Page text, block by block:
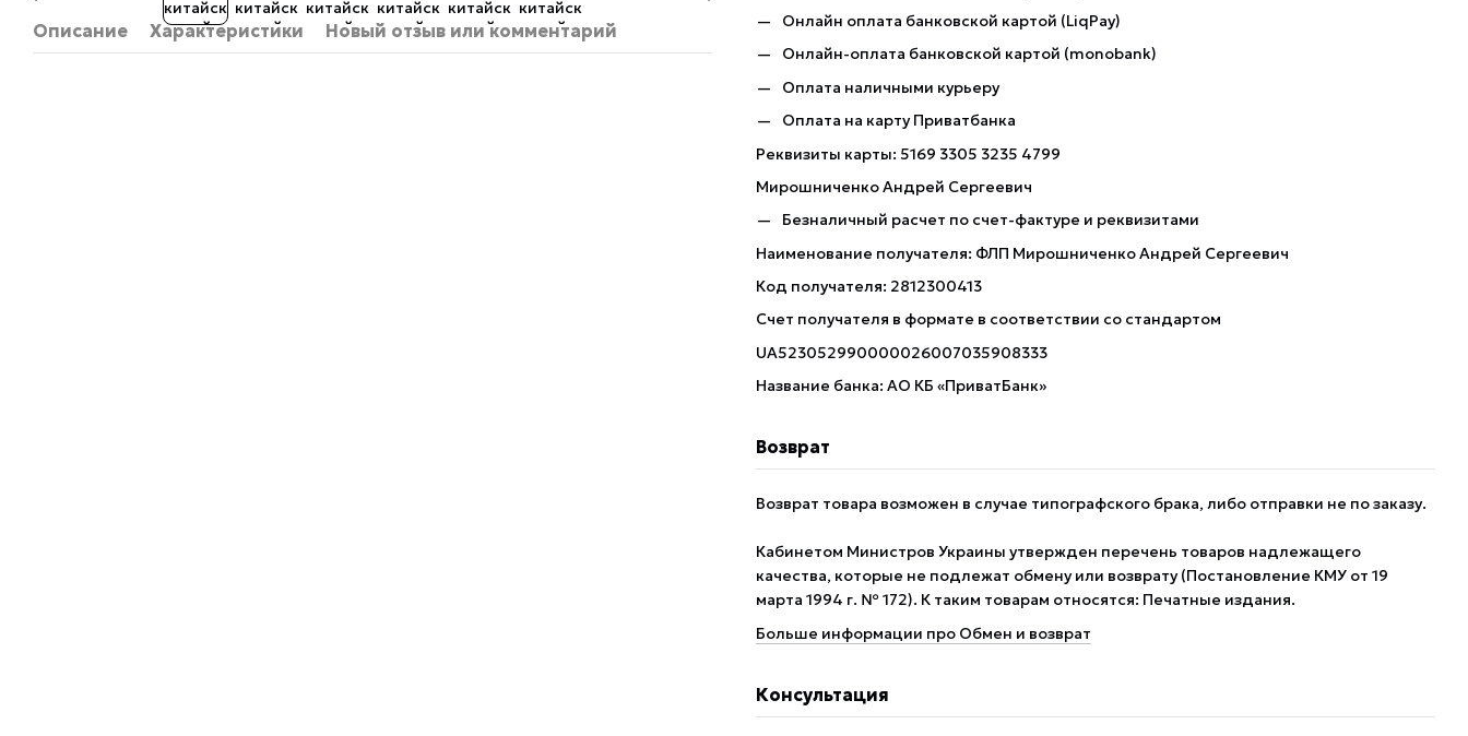
Описание Характеристики Новый отзыв или комментарий
Онлайн оплата банковской картой (LiqPay)
Онлайн-оплата банковской картой (monobank)
Оплата наличными курьеру
Оплата на карту Приватбанка
Реквизиты карты: 5169 3305 3235 4799
Мирошниченко Андрей Сергеевич
Безналичный расчет по счет-фактуре и реквизитами
Наименование получателя: ФЛП Мирошниченко Андрей Сергеевич
Код получателя: 2812300413
Счет получателя в формате в соответствии со стандартом
UA523052990000026007035908333
Название банка: АО КБ «ПриватБанк»
Возврат
Возврат товара возможен в случае типографского брака, либо отправки не по заказу.
Кабинетом Министров Украины утвержден перечень товаров надлежащего
качества, которые не подлежат обмену или возврату (Постановление КМУ от 19
марта 1994 г. № 172). К таким товарам относятся: Печатные издания.
Больше информации про Обмен и возврат
Консультация